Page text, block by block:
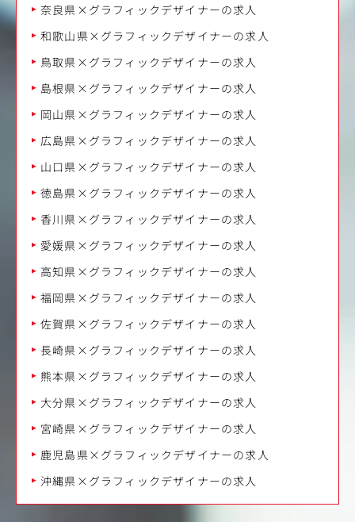
奈良県×グラフィックデザイナーの求人
和歌山県×グラフィックデザイナーの求人
鳥取県×グラフィックデザイナーの求人
島根県×グラフィックデザイナーの求人
岡山県×グラフィックデザイナーの求人
広島県×グラフィックデザイナーの求人
山口県×グラフィックデザイナーの求人
徳島県×グラフィックデザイナーの求人
香川県×グラフィックデザイナーの求人
愛媛県×グラフィックデザイナーの求人
高知県×グラフィックデザイナーの求人
福岡県×グラフィックデザイナーの求人
佐賀県×グラフィックデザイナーの求人
長崎県×グラフィックデザイナーの求人
熊本県×グラフィックデザイナーの求人
大分県×グラフィックデザイナーの求人
宮崎県×グラフィックデザイナーの求人
鹿児島県×グラフィックデザイナーの求人
沖縄県×グラフィックデザイナーの求人